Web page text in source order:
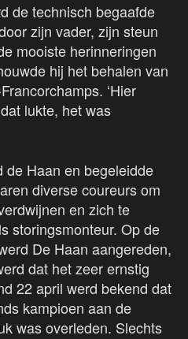
de technisch begaafde
zijn vader, zijn steun
mooiste herinneringen
hij het behalen van
‘Hier
lukte, het was
de Haan en begeleidde
diverse coureurs om
en zich te
storingsmonteur. Op de
De Haan aangereden,
dat het zeer ernstig
22 april werd bekend dat
kampioen aan de
was overleden. Slechts